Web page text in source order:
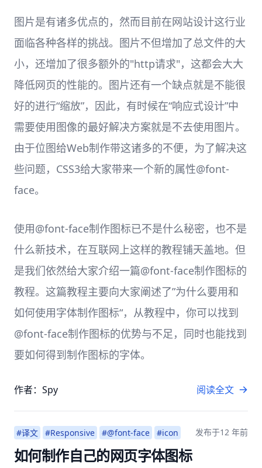
图片是有诸多优点的，然而目前在网站设计这行业
面临各种各样的挑战。图片不但增加了总文件的大
小，还增加了很多额外的"http请求"，这都会大大
降低网页的性能的。图片还有一个缺点就是不能很
好的进行“缩放”，因此，有时候在“响应式设计”中
需要使用图像的最好解决方案就是不去使用图片。
由于位图给Web制作带这诸多的不便，为了解决这
些问题，CSS3给大家带来一个新的属性@font-
face。
使用@font-face制作图标已不是什么秘密，也不是
什么新技术，在互联网上这样的教程铺天盖地。但
是我们依然给大家介绍一篇@font-face制作图标的
教程。这篇教程主要向大家阐述了”为什么要用和
如何使用字体制作图标“，从教程中，你可以找到
@font-face制作图标的优势与不足，同时也能找到
要如何得到制作图标的字体。
作者：Spy 阅读全文
#译文 #Responsive #@font-face #icon 发布于12 年前
如何制作自己的网页字体图标